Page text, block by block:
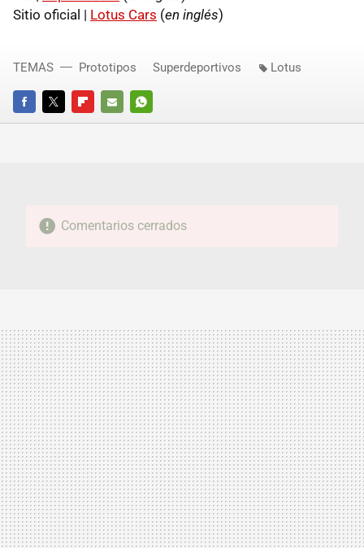
Sitio oficial | Lotus Cars (en inglés)
FACEBOOKTWITTERFLIPBOARD
E-
WHATSAPP
TEMAS Prototipos Superdeportivos Lotus
Comentarios cerrados